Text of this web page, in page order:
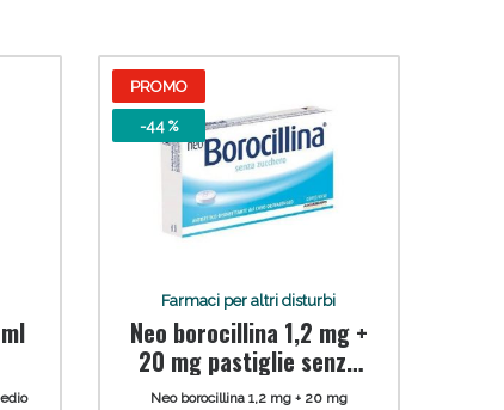
PROMO
-44 %
Farmaci per altri disturbi
Neo borocillina 1,2 mg +
20 mg pastiglie senza
zucchero
Neo borocillina 1,2 mg + 20 mg